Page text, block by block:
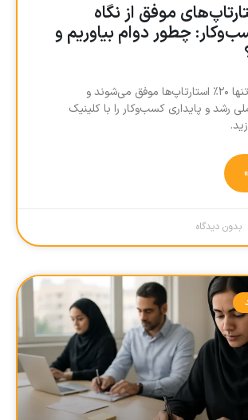
استارتاپ‌های موفق از نگاه
چطور دوام بیاوریم و
کشف کنید چرا تنها ۲۰٪ استارتاپ‌ها موفق می‌شوند و
رشد و پایداری کسب‌وکار را با کلینیک
بدون دیدگاه